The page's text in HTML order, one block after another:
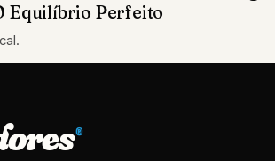
Equilíbrio Perfeito
®